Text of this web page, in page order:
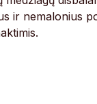
ir nemalonius